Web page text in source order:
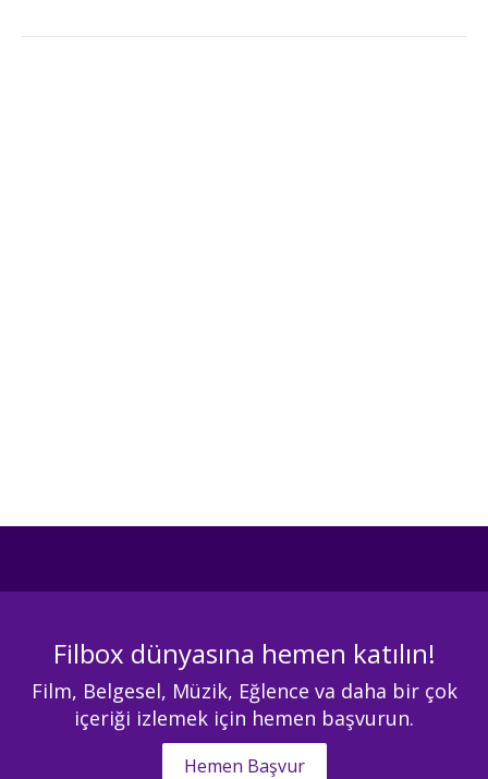
Filbox dünyasına hemen katılın!
Film, Belgesel, Müzik, Eğlence va daha bir çok
içeriği izlemek için hemen başvurun.
Hemen Başvur